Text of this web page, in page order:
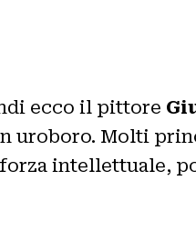
ecco il pittore
uroboro. Molti
intellettuale,